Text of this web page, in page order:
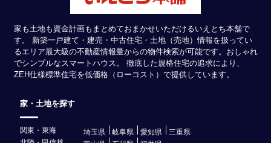
家も土地も資金計画もまとめておまかせいただけるいえとち本舗で
す。 新築一戸建て・建売・中古住宅・土地（売地）情報を扱ってい
るエリア最大級の不動産情報量からの物件検索が可能です。おしゃれ
でシンプルなスマートハウス。 徹底した規格住宅の追求により、
ZEH仕様標準住宅を低価格（ローコスト）で提供しています。
家・土地を探す
関東・東海 埼玉県 岐阜県 愛知県
三重県